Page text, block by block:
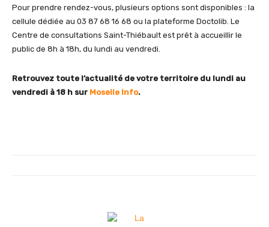
Pour prendre rendez-vous, plusieurs options sont disponibles : la
cellule dédiée au 03 87 68 16 68 ou la plateforme Doctolib. Le
Centre de consultations Saint-Thiébault est prêt à accueillir le
public de 8h à 18h, du lundi au vendredi.
Retrouvez toute l’actualité de votre territoire du lundi au
vendredi à 18 h sur Moselle Info.